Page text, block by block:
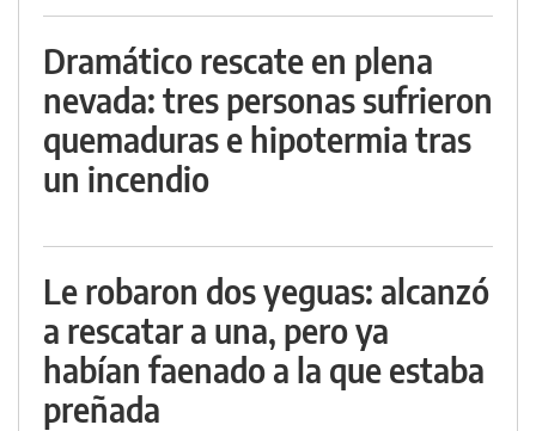
Dramático rescate en plena
nevada: tres personas sufrieron
quemaduras e hipotermia tras
un incendio
Le robaron dos yeguas: alcanzó
a rescatar a una, pero ya
habían faenado a la que estaba
preñada